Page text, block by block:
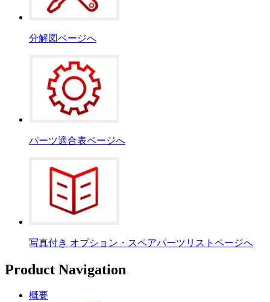
分解図ページへ
パーツ適合表ページへ
写真付き オプション・スペアパーツリストページへ
Product Navigation
概要